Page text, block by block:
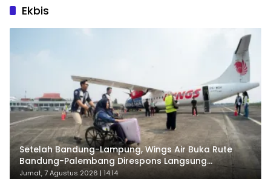
Ekbis
Setelah Bandung-Lampung, Wings Air Buka Rute
Bandung-Palembang Direspons Langsung
Penumpang
Jumat, 7 Agustus 2026 | 14:14